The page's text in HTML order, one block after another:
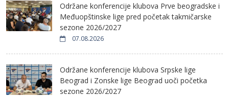
Održane konferencije klubova Prve beogradske i
Međuopštinske lige pred početak takmičarske
sezone 2026/2027
07.08.2026
Održane konferencije klubova Srpske lige
Beograd i Zonske lige Beograd uoči početka
sezone 2026/2027